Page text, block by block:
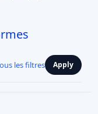
les filtres Apply